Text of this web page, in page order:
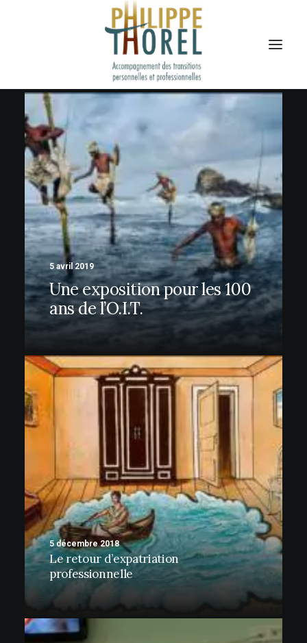
5 avril 2019
Une exposition pour les 100
ans de l’O.I.T.
5 décembre 2018
Le retour d’expatriation
professionnelle